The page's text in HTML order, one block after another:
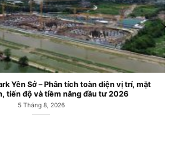
– Phân tích toàn diện vị trí, mặt
và tiềm năng đầu tư 2026
8, 2026